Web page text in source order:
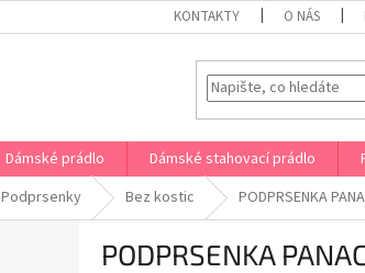
KONTAKTY O NÁS
Dámské prádlo Dámské stahovací prádlo
Podprsenky Bez kostic PODPRSENKA
PODPRSENKA